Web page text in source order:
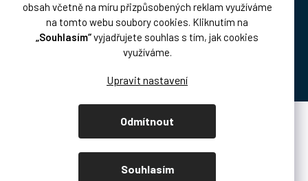
obsah včetně na míru přizpůsobených reklam využíváme
na tomto webu soubory cookies. Kliknutím na
„Souhlasím“vyjadřujete souhlas s tím, jak cookies
využíváme.
Odmítnout
Souhlasím
Platba:
Vytvořil Shoptet Premium
Copyright 2026 . Všechna práva vyhrazena.
Upravit nastavení cookies